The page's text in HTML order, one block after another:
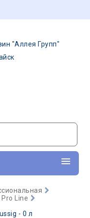
"Аллея Групп"
Line
- 0 л